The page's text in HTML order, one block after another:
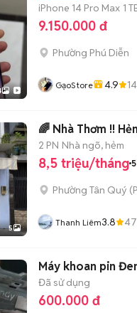
iPhone 14 Pro Max 1
9.150.000 đ
Phường Phú Diễn
GạoStore 4.9 14
5
🌈 Nhà Thơm !!
2 PN Nhà ngõ, hẻm
8,5 triệu/tháng
Phường Tân Quý (
Thanh Liêm3.8 47
Máy khoan pin
Đã sử dụng
600.000 đ